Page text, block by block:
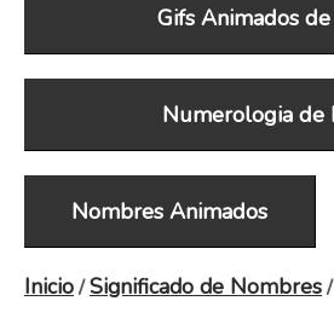
Gifs Animados
Numerologia de
Nombres Animados
Inicio/Significado de Nombres